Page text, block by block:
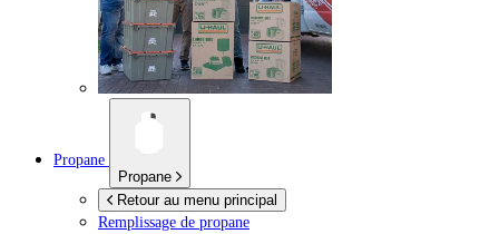
Propane
Propane
Retour au menu principal
Remplissage de propane